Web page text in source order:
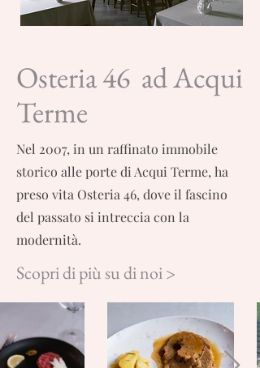
Osteria 46 ad Acqui
Terme
Nel 2007, in un raffinato immobile
storico alle porte di Acqui Terme, ha
preso vita Osteria 46, dove il fascino
del passato si intreccia con la
modernità.
Scopri di più su di noi >